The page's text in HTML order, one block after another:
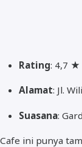
Rating: 4,7 ★
Alamat: Jl.
Suasana:
Cafe ini punya